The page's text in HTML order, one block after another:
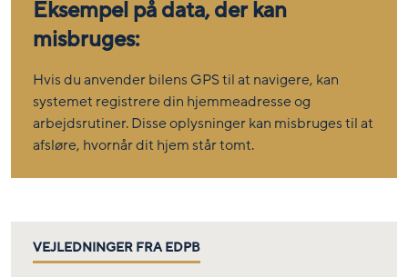
Eksempel på data, der kan
misbruges:
Hvis du anvender bilens GPS til at navigere, kan
systemet registrere din hjemmeadresse og
arbejdsrutiner. Disse oplysninger kan misbruges til at
afsløre, hvornår dit hjem står tomt.
VEJLEDNINGER FRA EDPB